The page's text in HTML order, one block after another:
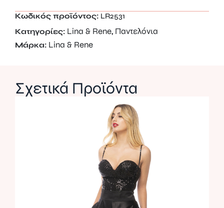
Κωδικός προϊόντος: LR2531
Κατηγορίες: Lina & Rene, Παντελόνια
Μάρκα: Lina & Rene
Σχετικά Προϊόντα